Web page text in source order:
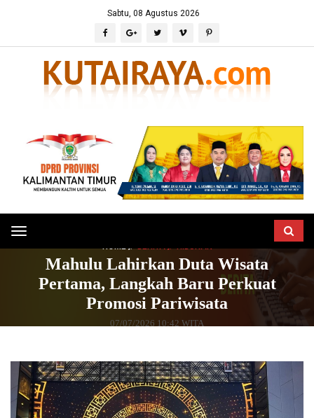
Sabtu, 08 Agustus 2026
Toggle
navigation
Mahulu Lahirkan Duta Wisata
Pertama, Langkah Baru Perkuat
Promosi Pariwisata
07/07/2026 10:42 WITA